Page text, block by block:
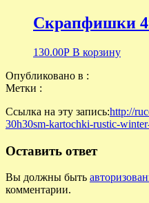
Скрапфишки
130.00Р В корзину
Опубликовано в :
Метки :
Ссылка на эту запись:http://
30h30sm-kartochki-rustic-
Оставить ответ
Вы должны быть
комментарии.